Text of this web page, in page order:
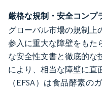
厳格な規制・安全コンプ
グローバル市場の規制上
参入に重大な障壁をもた
な安全性文書と徹底的な
により、相当な障壁に直
（EFSA）は食品酵素の